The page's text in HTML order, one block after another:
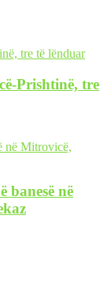
Prishtinë, tre
banesë në